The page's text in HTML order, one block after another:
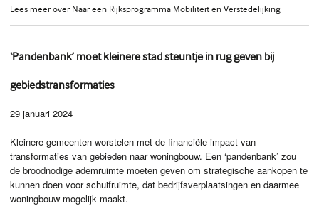
Lees meer over Naar een Rijksprogramma Mobiliteit en Verstedelijking
‘Pandenbank’ moet kleinere stad steuntje in rug geven bij
gebiedstransformaties
29 januari 2024
Kleinere gemeenten worstelen met de financiële impact van
transformaties van gebieden naar woningbouw. Een ‘pandenbank’ zou
de broodnodige ademruimte moeten geven om strategische aankopen te
kunnen doen voor schuifruimte, dat bedrijfsverplaatsingen en daarmee
woningbouw mogelijk maakt.